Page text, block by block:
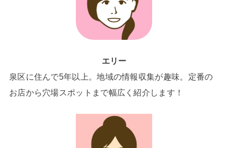
エリー
泉区に住んで5年以上。地域の情報収集が趣味。定番の
お店から穴場スポットまで幅広く紹介します！